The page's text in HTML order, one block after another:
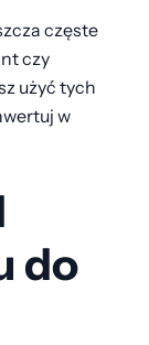
częste
czy
użyć tych
w
do